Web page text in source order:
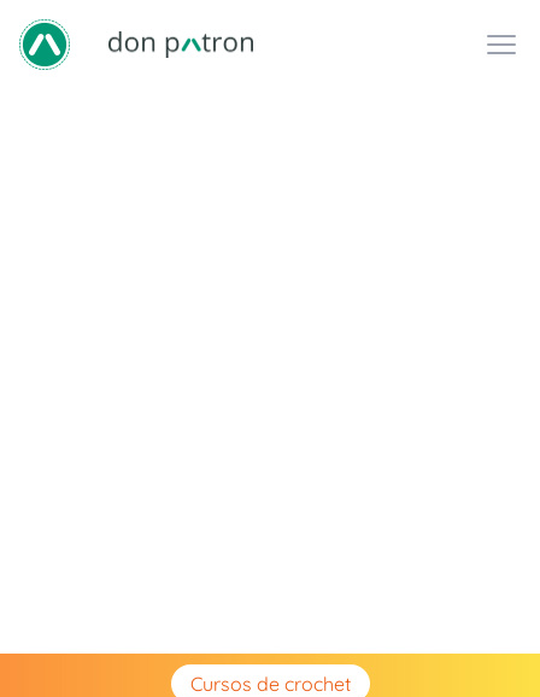
Cursos de crochet